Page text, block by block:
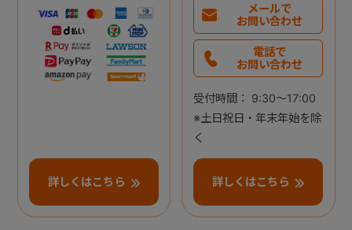
詳しくはこちら
メールで
お問い合わせ
電話で
お問い合わせ
受付時間： 9:30～17:00
※土日祝日・年末年始を除
く
詳しくはこちら